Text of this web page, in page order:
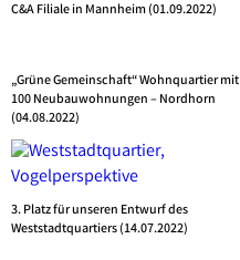
C&A Filiale in Mannheim (01.09.2022)
„Grüne Gemeinschaft“ Wohnquartier mit
100 Neubauwohnungen – Nordhorn
(04.08.2022)
3. Platz für unseren Entwurf des
Weststadtquartiers (14.07.2022)